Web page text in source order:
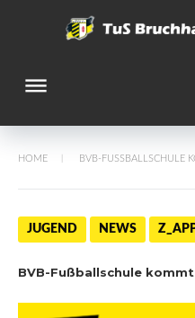
dehaze
HOME / BVB-FUSSBALLSCHULE
JUGEND NEWS
BVB-Fußballschule